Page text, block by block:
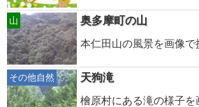
山
奥多摩町の山
本仁田山の風景を画像で
その他自然
天狗滝
檜原村にある滝の様子を